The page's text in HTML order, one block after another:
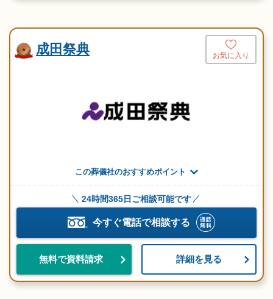
成田祭典 お気に入り
この葬儀社のおすすめポイント
24時間365日ご相談可能です
今すぐ電話で相談する
無料で資料請求 詳細を見る